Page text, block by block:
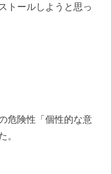
トールしようと思っ
危険性「個性的な意
。